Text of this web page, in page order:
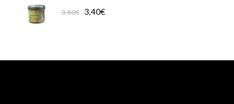
3,80€ Le
3,80€.
3,40€
3,40€.